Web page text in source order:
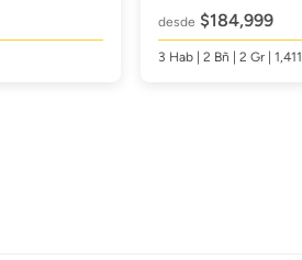
desde $184,999
3 Hab| 2 Bñ | 2 Gr | 1,411